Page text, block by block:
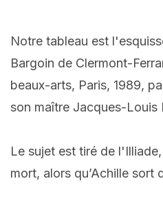
Notre tableau est
Bargoin de Clermont-
beaux-arts, Paris, 1989,
son maître Jacques-Louis
Le sujet est tiré de
mort, alors qu’Achille sort